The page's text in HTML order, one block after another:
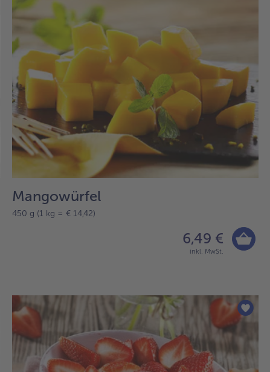
Liste.
Mangowürfel
450 g (1 kg = € 14,42)
6,49 €
inkl. MwSt.